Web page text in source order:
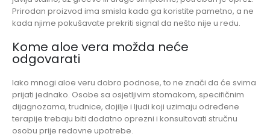
Prirodan proizvod ima smisla kada ga koristite pametno, a ne
kada njime pokušavate prekriti signal da nešto nije u redu.
Kome aloe vera možda neće
odgovarati
Iako mnogi aloe veru dobro podnose, to ne znači da će svima
prijati jednako. Osobe sa osjetljivim stomakom, specifičnim
dijagnozama, trudnice, dojilje i ljudi koji uzimaju određene
terapije trebaju biti dodatno oprezni i konsultovati stručnu
osobu prije redovne upotrebe.